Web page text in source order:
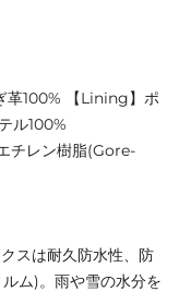
革100% 【Lining】ポ
ル100%
チレン樹脂(Gore-
スは耐久防水性、防
ム)。雨や雪の水分を